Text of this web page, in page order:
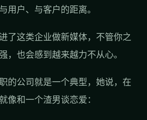
用户、与客户的距离。
了这类企业做新媒体，不管你之
，也会感到越来越力不从心。
的公司就是一个典型，她说，在
像和一个渣男谈恋爱：